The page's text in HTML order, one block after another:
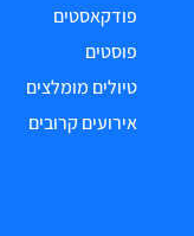
פודקאסטים
פוסטים
טיולים מומלצים
אירועים קרובים